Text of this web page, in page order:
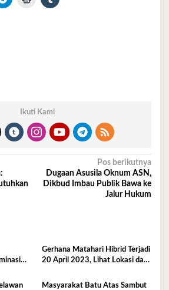
Ikuti Kami
Pos berikutnya
Dugaan Asusila Oknum ASN,
Dikbud Imbau Publik Bawa ke
Jalur Hukum
Gerhana Matahari Hibrid Terjadi
20 April 2023, Lihat Lokasi dan
Masyarakat Batu Atas Sambut